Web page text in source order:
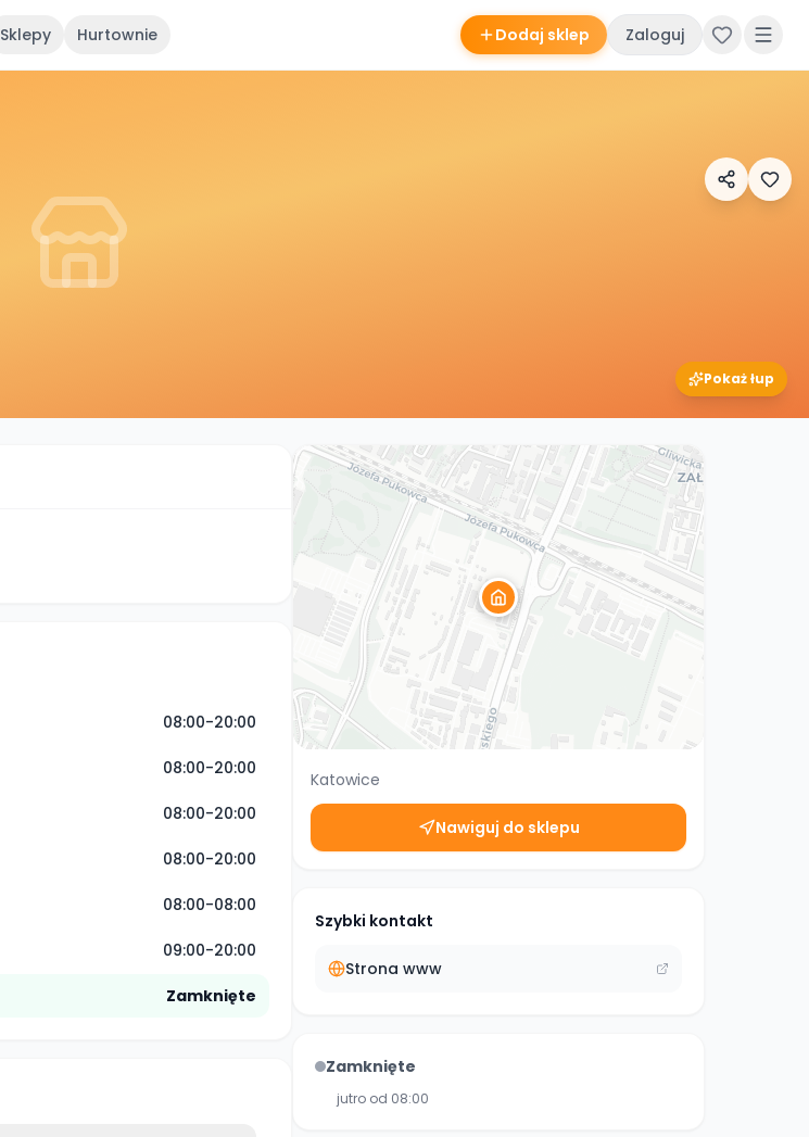
Sklepy Hurtownie Dodaj sklep Zaloguj
Pokaż łup
08:00-20:00
08:00-20:00
08:00-20:00
08:00-20:00
08:00-08:00
09:00-20:00
Zamknięte
Katowice
Nawiguj do sklepu
Szybki kontakt
Strona www
Zamknięte
jutro od 08:00